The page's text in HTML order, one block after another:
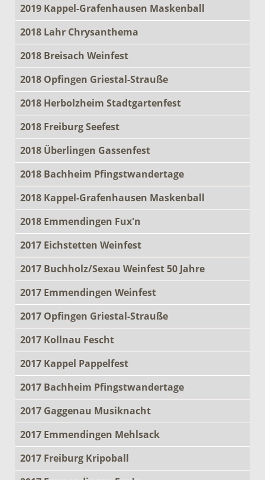
2019 Kappel-Grafenhausen Maskenball
2018 Lahr Chrysanthema
2018 Breisach Weinfest
2018 Opfingen Griestal-Strauße
2018 Herbolzheim Stadtgartenfest
2018 Freiburg Seefest
2018 Überlingen Gassenfest
2018 Bachheim Pfingstwandertage
2018 Kappel-Grafenhausen Maskenball
2018 Emmendingen Fux'n
2017 Eichstetten Weinfest
2017 Buchholz/Sexau Weinfest 50 Jahre
2017 Emmendingen Weinfest
2017 Opfingen Griestal-Strauße
2017 Kollnau Fescht
2017 Kappel Pappelfest
2017 Bachheim Pfingstwandertage
2017 Gaggenau Musiknacht
2017 Emmendingen Mehlsack
2017 Freiburg Kripoball